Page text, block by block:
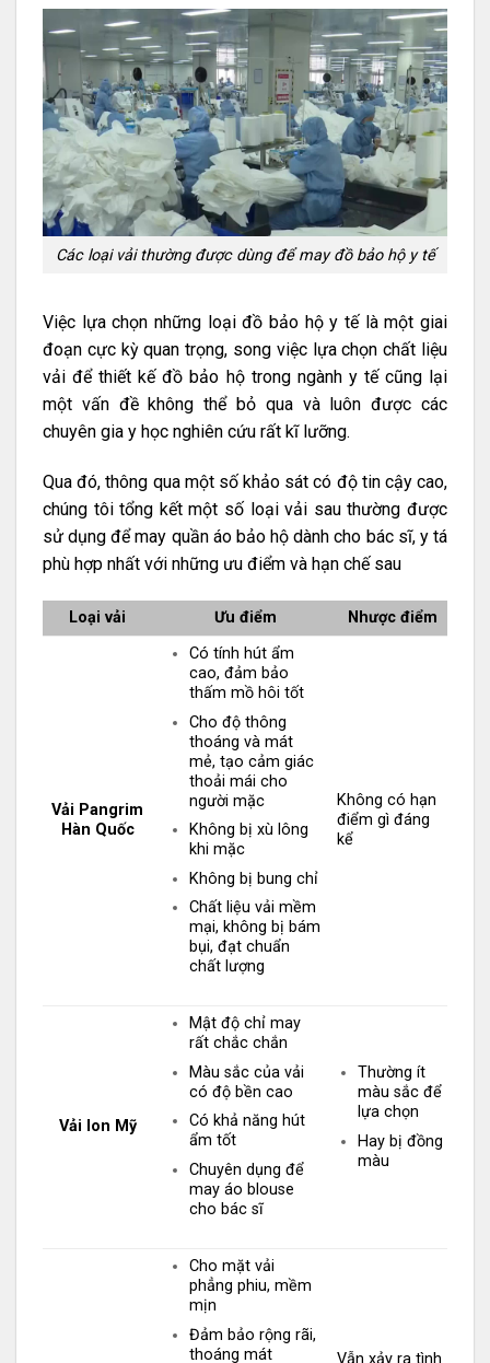
Các loại vải thường được dùng để may đồ bảo hộ y tế
Việc lựa chọn những loại đồ bảo hộ y tế là một giai
đoạn cực kỳ quan trọng, song việc lựa chọn chất liệu
vải để thiết kế đồ bảo hộ trong ngành y tế cũng lại
một vấn đề không thể bỏ qua và luôn được các
chuyên gia y học nghiên cứu rất kĩ lưỡng.
Qua đó, thông qua một số khảo sát có độ tin cậy cao,
chúng tôi tổng kết một số loại vải sau thường được
sử dụng để may quần áo bảo hộ dành cho bác sĩ, y tá
phù hợp nhất với những ưu điểm và hạn chế sau
Loại vải Ưu điểm Nhược điểm
Vải Pangrim
Hàn Quốc
Có tính hút ẩm
cao, đảm bảo
thấm mồ hôi tốt
Cho độ thông
thoáng và mát
mẻ, tạo cảm giác
thoải mái cho
người mặc
Không bị xù lông
khi mặc
Không bị bung chỉ
Chất liệu vải mềm
mại, không bị bám
bụi, đạt chuẩn
chất lượng
Không có hạn
điểm gì đáng
kể
Vải lon Mỹ
Mật độ chỉ may
rất chắc chắn
Màu sắc của vải
có độ bền cao
Có khả năng hút
ẩm tốt
Chuyên dụng để
may áo blouse
cho bác sĩ
Thường ít
màu sắc để
lựa chọn
Hay bị đồng
màu
Cho mặt vải
phẳng phiu, mềm
mịn
Đảm bảo rộng rãi,
thoáng mát
Vẫn xảy ra tình